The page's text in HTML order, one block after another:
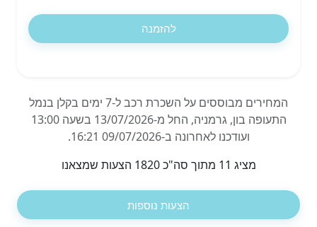
להזמנה
המחירים מבוססים על השכרת רכב ל-7 ימים בקלן בנמל
התעופה בון, גרמניה, החל מ-13/07/2026 בשעה 13:00
ועודכנו לאחרונה ב-09/07/2026 16:21.
מציג 11 מתוך סה"כ 1820 הצעות שמצאנו
הצעות נוספות